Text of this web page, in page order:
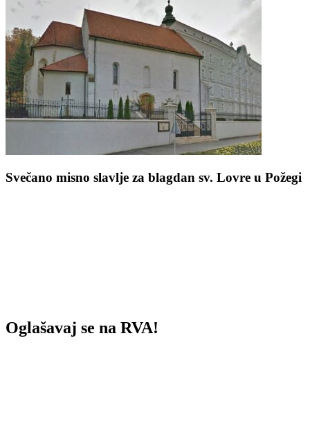
Svečano misno slavlje za blagdan sv. Lovre u Požegi
Oglašavaj se na RVA!